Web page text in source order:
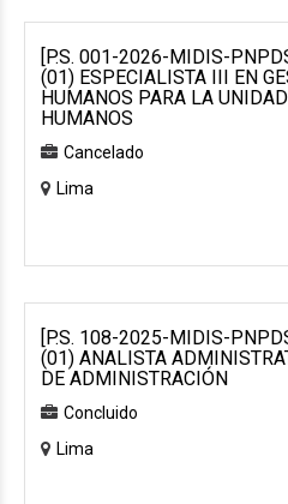
[P.S. 001-2026-MIDIS-
(01) ESPECIALISTA III EN
HUMANOS PARA LA
HUMANOS
Cancelado
Lima
[P.S. 108-2025-MIDIS-
(01) ANALISTA
DE ADMINISTRACIÓN
Concluido
Lima